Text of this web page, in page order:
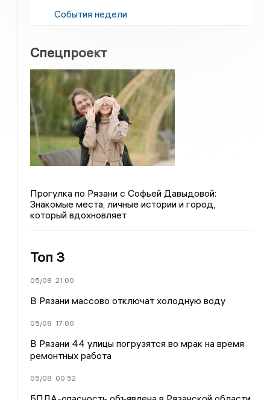
События недели
Спецпроект
Прогулка по Рязани с Софьей Давыдовой:
Знакомые места, личные истории и город,
который вдохновляет
Топ 3
05/08 21:00
В Рязани массово отключат холодную воду
05/08 17:00
В Рязани 44 улицы погрузятся во мрак на время
ремонтных работа
05/08 00:52